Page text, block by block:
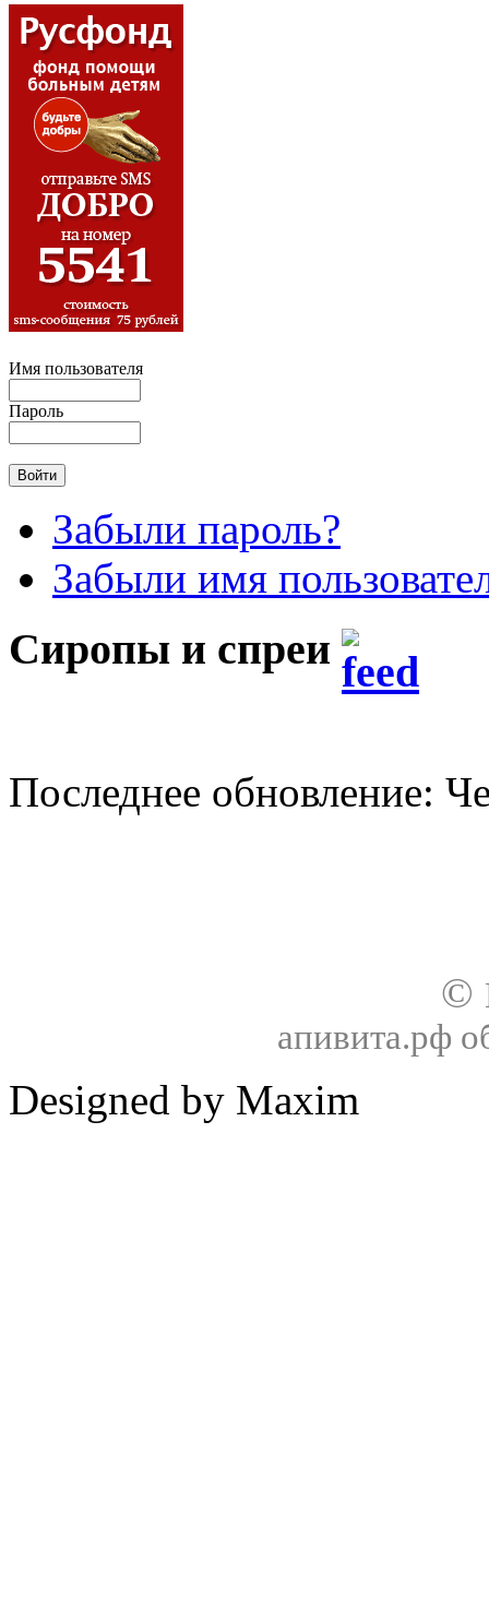
Имя пользователя
Пароль
Забыли пароль?
Забыли имя
Сиропы и спреи
Последнее обновление:
©
апивита.рф
Designed by Maxim